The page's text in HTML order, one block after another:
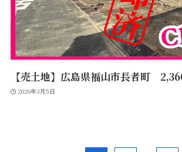
【売土地】広島県福山市長者町
2026年3月5日